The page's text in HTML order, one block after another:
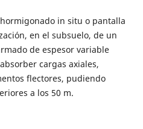
in situ o pantalla
en el subsuelo, de un
de espesor variable
cargas axiales,
flectores, pudiendo
a los 50 m.